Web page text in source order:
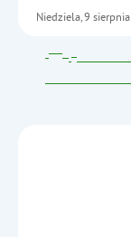
Niedziela, 9 sierpnia